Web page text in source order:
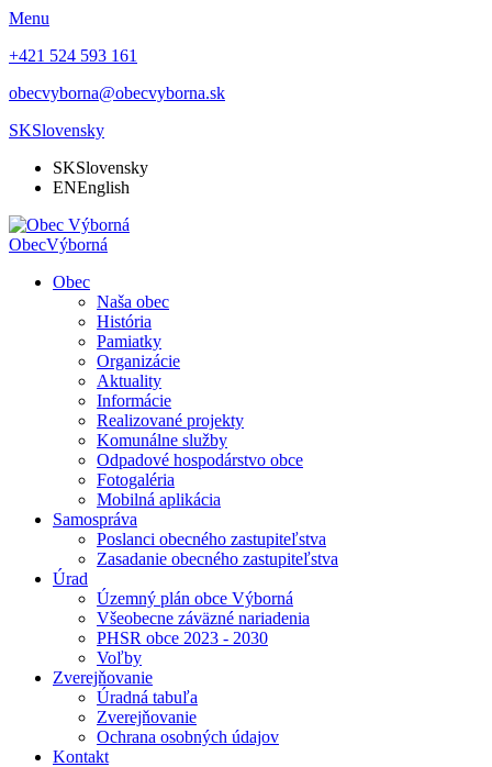
Menu
+421 524 593 161
obecvyborna@obecvyborna.sk
SKSlovensky
SKSlovensky
ENEnglish
ObecVýborná
Obec
Naša obec
História
Pamiatky
Organizácie
Aktuality
Informácie
Realizované projekty
Komunálne služby
Odpadové hospodárstvo obce
Fotogaléria
Mobilná aplikácia
Samospráva
Poslanci obecného zastupiteľstva
Zasadanie obecného zastupiteľstva
Úrad
Územný plán obce Výborná
Všeobecne záväzné nariadenia
PHSR obce 2023 - 2030
Voľby
Zverejňovanie
Úradná tabuľa
Zverejňovanie
Ochrana osobných údajov
Kontakt